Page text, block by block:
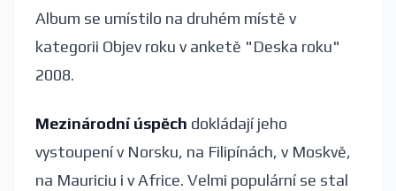
Album se umístilo na druhém místě v
kategorii Objev roku v anketě "Deska roku"
2008.
Mezinárodní úspěch dokládají jeho
vystoupení v Norsku, na Filipínách, v Moskvě,
na Mauriciu i v Africe. Velmi populární se stal